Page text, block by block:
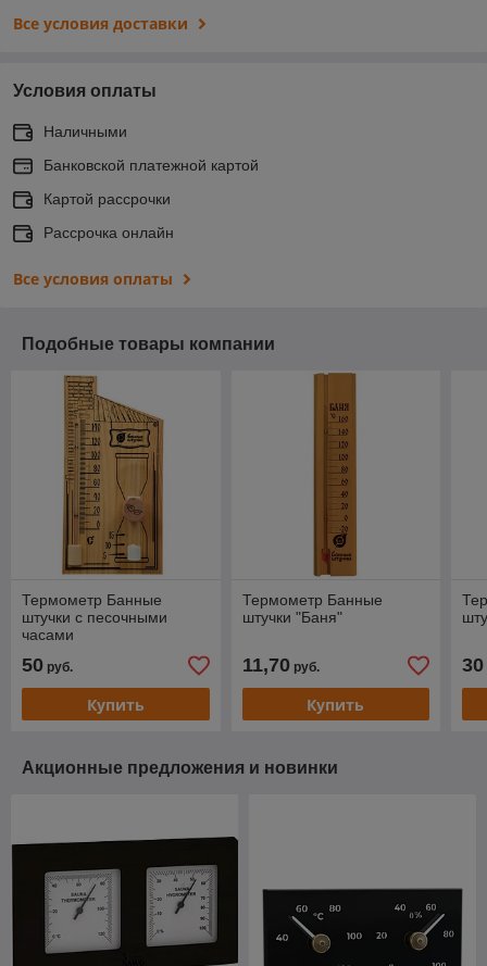
Все условия доставки
Условия оплаты
Наличными
Банковской платежной картой
Картой рассрочки
Рассрочка онлайн
Все условия оплаты
Подобные товары компании
Термометр Банные
штучки с песочными
часами
50 руб.
Купить
Термометр Банные
штучки "Баня"
11,70руб.
Купить
30
Акционные предложения и новинки